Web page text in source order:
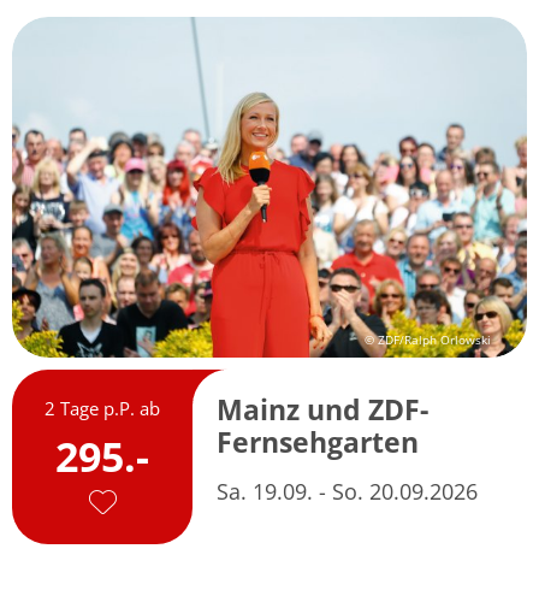
© ZDF/Ralph Orlowski
2 Tage p.P. ab
295.-
Mainz und ZDF-
Fernsehgarten
Sa. 19.09. - So. 20.09.2026